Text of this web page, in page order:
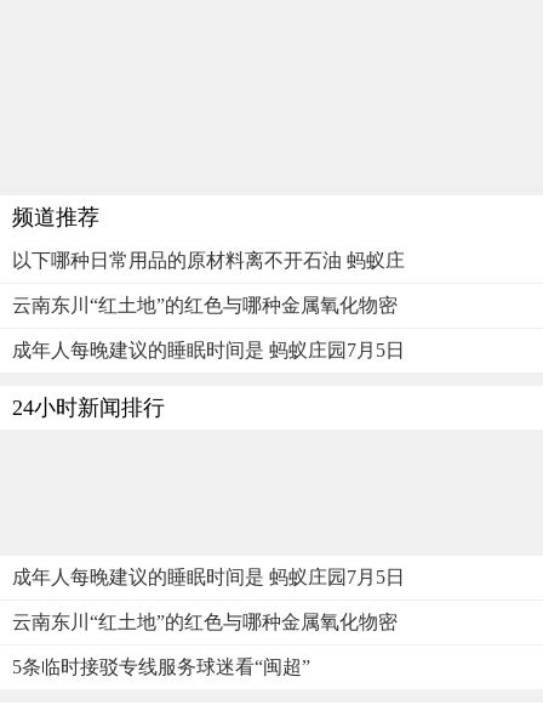
频道推荐
以下哪种日常用品的原材料离不开石油 蚂蚁庄
云南东川“红土地”的红色与哪种金属氧化物密
成年人每晚建议的睡眠时间是 蚂蚁庄园7月5日
24小时新闻排行
成年人每晚建议的睡眠时间是 蚂蚁庄园7月5日
云南东川“红土地”的红色与哪种金属氧化物密
5条临时接驳专线服务球迷看“闽超”